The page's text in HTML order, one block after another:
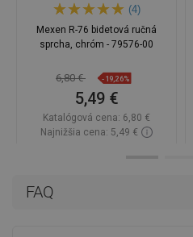
FAQ
(4)
Mexen R-76 bidetová ručná
sprcha, chróm - 79576-00
6,80 € -19,26%
5,49 €
Katalógová cena: 6,80 €
Najnižšia cena: 5,49 €